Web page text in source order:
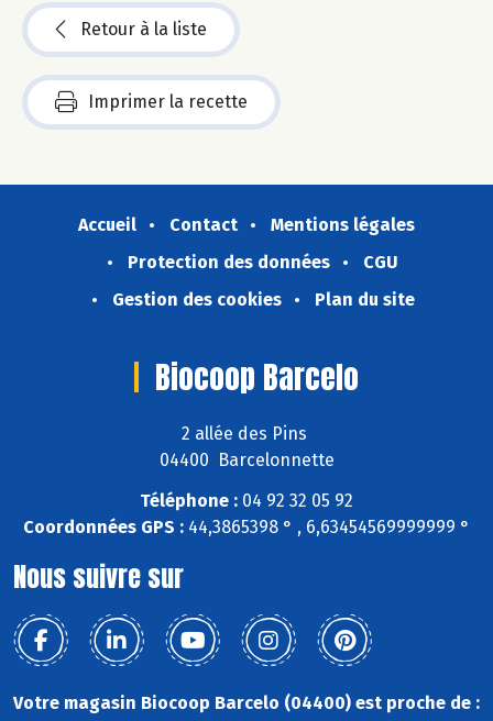
Retour à la liste
Imprimer la recette
Accueil Contact
Mentions légales
Protection des données
CGU
Gestion des cookies
Plan du site
Biocoop Barcelo
2 allée des Pins
04400 Barcelonnette
Téléphone : 04 92 32 05 92
Coordonnées GPS : 44,3865398 ° , 6,63454569999999 °
Nous suivre sur
Votre magasin Biocoop Barcelo (04400) est proche de :